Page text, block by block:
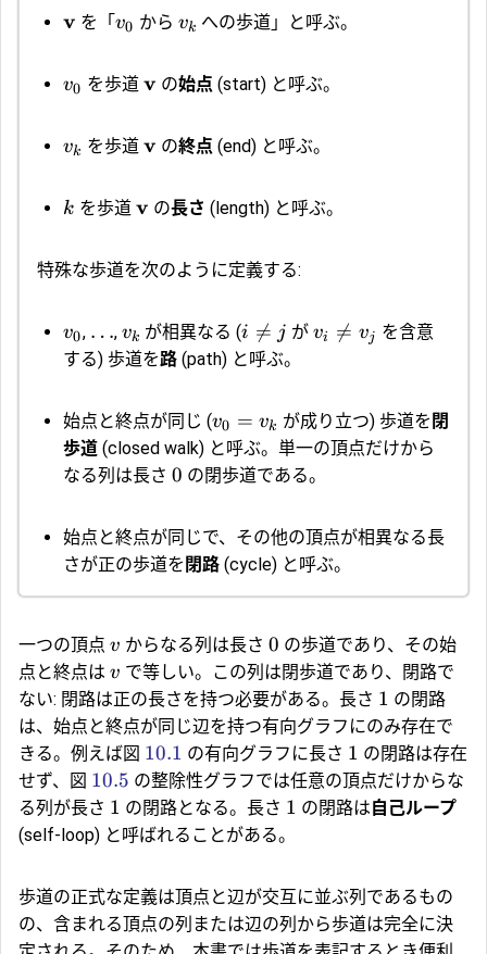
v を「 v0 から vk への歩道」と呼ぶ。
v0 を歩道 v の始点 (start) と呼ぶ。
vk を歩道 v の終点 (end) と呼ぶ。
k を歩道 v の長さ (length) と呼ぶ。
特殊な歩道を次のように定義する:
v0, …, vk が相異なる (i 
= j がvi 
= vj
を含意
する) 歩道を路 (path) と呼ぶ。
始点と終点が同じ (v0 = vk が成り立つ) 歩道を 閉
歩道 (closed walk) と呼ぶ。単一の頂点だけから
なる列は長さ 0 の閉歩道である。
始点と終点が同じで、その他の頂点が相異なる長
さが正の歩道を 閉路 (cycle) と呼ぶ。
一つの頂点 v からなる列は長さ 0 の歩道であり、その始
点と終点は v で等しい。この列は閉歩道であり、閉路で
ない: 閉路は正の長さを持つ必要がある。長さ 1 の閉路
は、始点と終点が同じ辺を持つ有向グラフにのみ存在で
きる。例えば図 10.1 の有向グラフに長さ 1 の閉路は存在
せず、図 10.5 の整除性グラフでは任意の頂点だけからな
る列が長さ 1 の閉路となる。長さ 1 の閉路は自己ループ
(self-loop) と呼ばれることがある。
歩道の正式な定義は頂点と辺が交互に並ぶ列であるもの
の、含まれる頂点の列または辺の列から歩道は完全に決